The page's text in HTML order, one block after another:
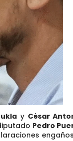
y César
Pedro